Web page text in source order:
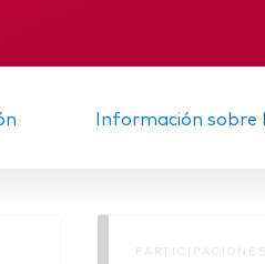
Información sobre
PARTICIPACIONES